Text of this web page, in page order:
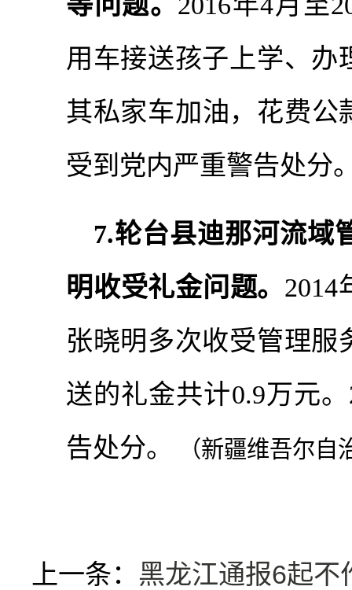
用车接送孩子上学、办
其私家车加油，花费公
受到党内严重警告处分
7.轮台县迪那河流域
明收受礼金问题。 2014
张晓明多次收受管理服
送的礼金共计0.9万元
告处分。
（新疆维吾尔自
上一条： 黑龙江通报6起不